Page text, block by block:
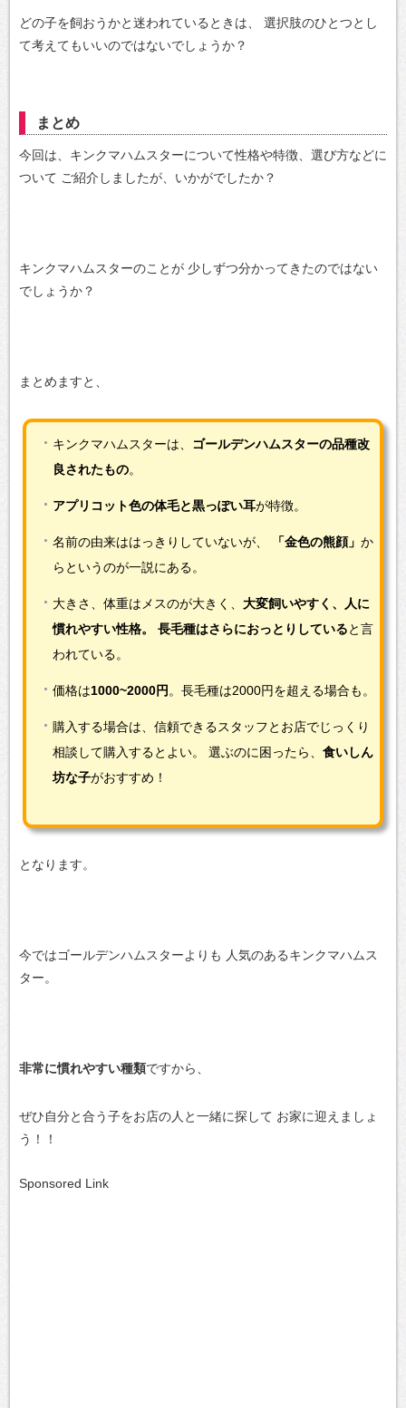
どの子を飼おうかと迷われているときは、
選択肢のひとつとし
て考えてもいいのではないでしょうか？
まとめ
今回は、キンクマハムスターについて性格や特徴、選び方などに
ついて ご紹介しましたが、いかがでしたか？
キンクマハムスターのことが 少しずつ分かってきたのではない
でしょうか？
まとめますと、
キンクマハムスターは、
ゴールデンハムスターの品種改
良されたもの。
アプリコット色の体毛と黒っぽい耳が特徴。
名前の由来ははっきりしていないが、 「金色の熊顔」 か
らというのが一説にある。
大きさ、体重はメスのが大きく、 大変飼いやすく、人に
慣れやすい性格。
長毛種はさらにおっとりしていると言
われている。
価格は1000~2000円 。長毛種は2000円を超える場合も。
購入する場合は、信頼できるスタッフとお店でじっくり
相談して購入するとよい。
選ぶのに困ったら、 食いしん
坊な子がおすすめ！
となります。
今ではゴールデンハムスターよりも 人気のあるキンクマハムス
ター。
非常に慣れやすい種類ですから、
ぜひ自分と合う子をお店の人と一緒に探して お家に迎えましょ
う！！
Sponsored Link